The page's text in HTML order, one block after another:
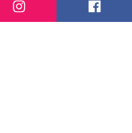
Mensagem: